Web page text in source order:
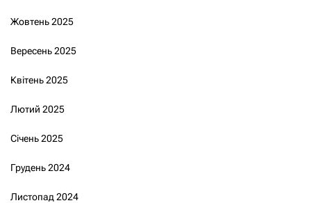
Жовтень 2025
Вересень 2025
Квітень 2025
Лютий 2025
Січень 2025
Грудень 2024
Листопад 2024